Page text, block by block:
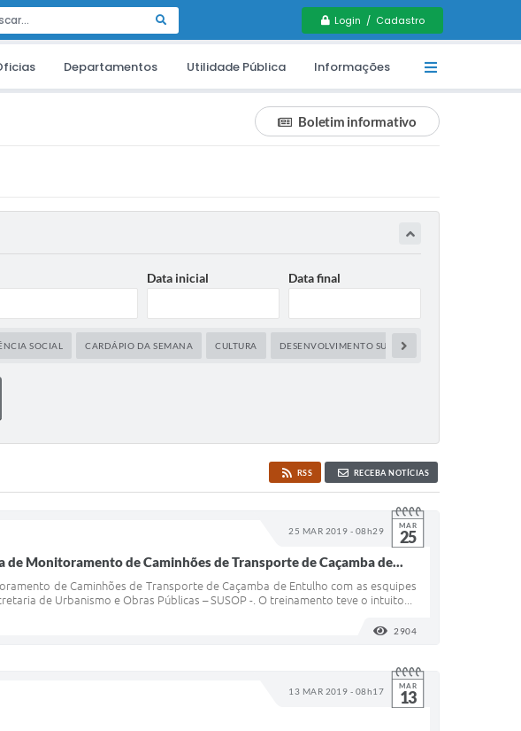
Login / Cadastro
Departamentos Utilidade Pública Informações
Boletim informativo
Data inicial Data final
SOCIAL CARDÁPIO DA SEMANA CULTURA DESENVOLVIMENTO SUSTENTADO
RSS RECEBA NOTÍCIAS
25 MAR 2019 - 08h29 MAR
25
Monitoramento de Caminhões de Transporte de Caçamba de...
de Caminhões de Transporte de Caçamba de Entulho com as esquipes
de Urbanismo e Obras Públicas – SUSOP -. O treinamento teve o intuito...
2904
13 MAR 2019 - 08h17 MAR
13